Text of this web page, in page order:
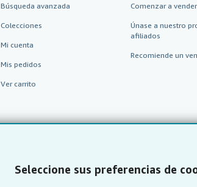
Seleccione sus preferencias de
Búsqueda avanzada
Colecciones
Mi cuenta
Mis pedidos
Ver carrito
Comenzar a vender
Únase a nuestro
afiliados
Recomiende un